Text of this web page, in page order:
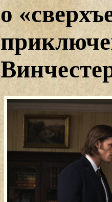
о